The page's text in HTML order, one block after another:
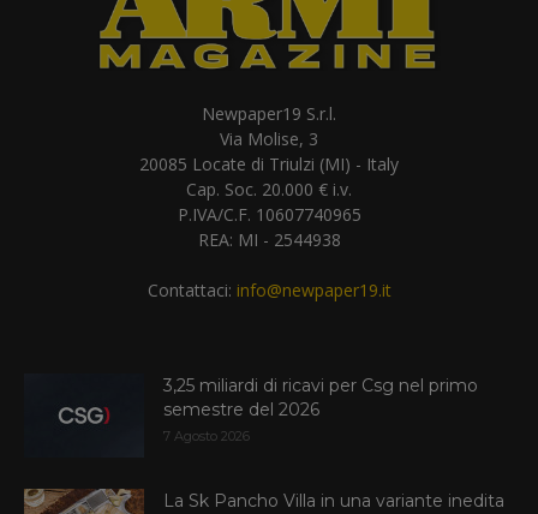
Newpaper19 S.r.l.
Via Molise, 3
20085 Locate di Triulzi (MI) - Italy
Cap. Soc. 20.000 € i.v.
P.IVA/C.F. 10607740965
REA: MI - 2544938
Contattaci: info@newpaper19.it
3,25 miliardi di ricavi per Csg nel primo
semestre del 2026
7 Agosto 2026
La Sk Pancho Villa in una variante inedita